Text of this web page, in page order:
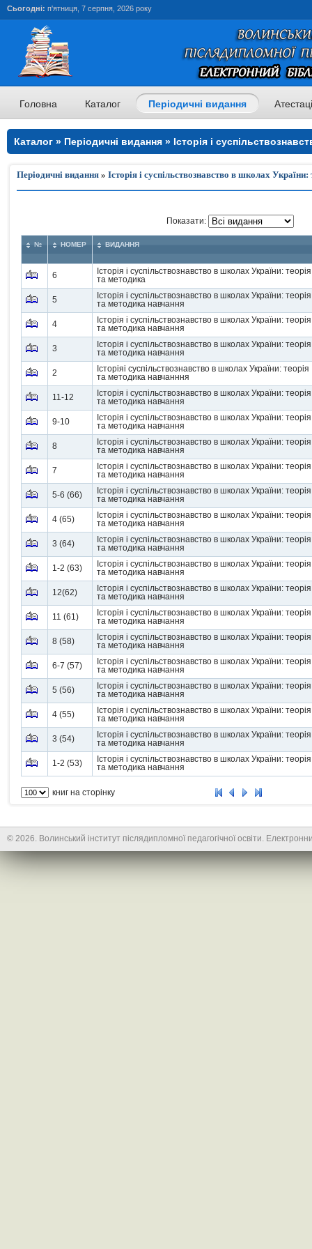
Сьогодні: п'ятниця, 7 серпня, 2026 року
Головна Каталог Періодичні видання
Каталог » Періодичні видання » Історія і
Періодичні видання » Історія і суспільствознавство в школах
Показати:
№ НОМЕР ВИДАННЯ
6
Історія і суспільствознавство в школах України: теорія
та методика
5
Історія і суспільствознавство в школах України: теорія
та методика навчання
4
Історія і суспільствознавство в школах України: теорія
та методика навчання
3
Історія і суспільствознавство в школах України: теорія
та методика навчання
2
Історіяі суспільствознавство в школах України: теорія
та методика навчанння
11-12
Історія і суспільствознавство в школах України: теорія
та методика навчання
9-10
Історія і суспільствознавство в школах України: теорія
та методика навчання
8
Історія і суспільствознавство в школах України: теорія
та методика навчання
7
Історія і суспільствознавство в школах України: теорія
та методика навчання
5-6 (66)
Історія і суспільствознавство в школах України: теорія
та методика навчання
4 (65)
Історія і суспільствознавство в школах України: теорія
та методика навчання
3 (64)
Історія і суспільствознавство в школах України: теорія
та методика навчання
1-2 (63)
Історія і суспільствознавство в школах України: теорія
та методика навчання
12(62)
Історія і суспільствознавство в школах України: теорія
та методика навчання
11 (61)
Історія і суспільствознавство в школах України: теорія
та методика навчання
8 (58)
Історія і суспільствознавство в школах України: теорія
та методика навчання
6-7 (57)
Історія і суспільствознавство в школах України: теорія
та методика навчання
5 (56)
Історія і суспільствознавство в школах України: теорія
та методика навчання
4 (55)
Історія і суспільствознавство в школах України: теорія
та методика навчання
3 (54)
Історія і суспільствознавство в школах України: теорія
та методика навчання
1-2 (53)
Історія і суспільствознавство в школах України: теорія
та методика навчання
книг на сторінку
© 2026. Волинський інститут післядипломної педагогічної освіти.